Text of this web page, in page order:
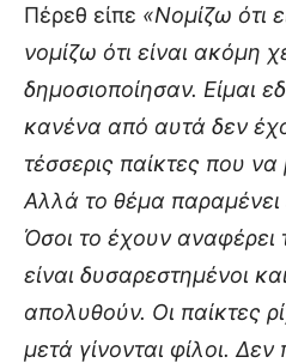
Πέρεθ είπε «Νομίζω ότι
νομίζω ότι είναι ακόμη
δημοσιοποίησαν. Είμαι
κανένα από αυτά δεν
τέσσερις παίκτες που
Αλλά το θέμα
Όσοι το έχουν αναφέρει
είναι δυσαρεστημένοι
απολυθούν. Οι παίκτες
μετά γίνονται φίλοι. Δεν